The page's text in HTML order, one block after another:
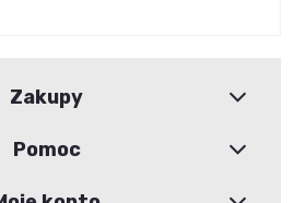
Zakupy
Pomoc